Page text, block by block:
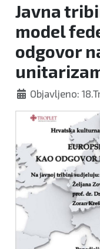
Javna
model
odgovor
Objavljeno: